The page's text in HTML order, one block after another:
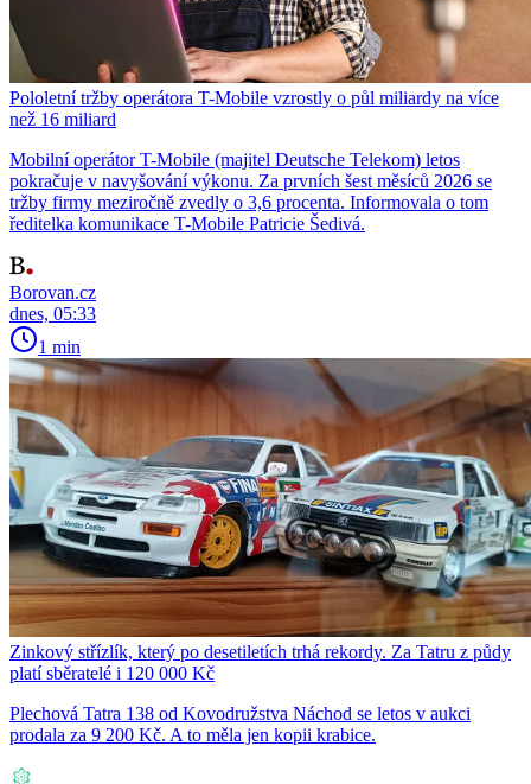
Pololetní tržby operátora T-Mobile vzrostly o půl miliardy na více
než 16 miliard
Mobilní operátor T-Mobile (majitel Deutsche Telekom) letos
pokračuje v navyšování výkonu. Za prvních šest měsíců 2026 se
tržby firmy meziročně zvedly o 3,6 procenta. Informovala o tom
ředitelka komunikace T-Mobile Patricie Šedivá.
Borovan.cz
dnes, 05:33
1 min
Zinkový střízlík, který po desetiletích trhá rekordy. Za Tatru z půdy
platí sběratelé i 120 000 Kč
Plechová Tatra 138 od Kovodružstva Náchod se letos v aukci
prodala za 9 200 Kč. A to měla jen kopii krabice.